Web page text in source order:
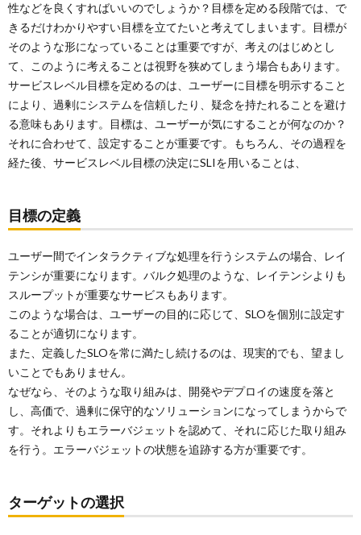
性などを良くすればいいのでしょうか？目標を定める段階では、で
きるだけわかりやすい目標を立てたいと考えてしまいます。目標が
そのような形になっていることは重要ですが、考えのはじめとし
て、このように考えることは視野を狭めてしまう場合もあります。
サービスレベル目標を定めるのは、ユーザーに目標を明示すること
により、過剰にシステムを信頼したり、疑念を持たれることを避け
る意味もあります。目標は、ユーザーが気にすることが何なのか？
それに合わせて、設定することが重要です。もちろん、その過程を
経た後、サービスレベル目標の決定にSLIを用いることは、
目標の定義
ユーザー間でインタラクティブな処理を行うシステムの場合、レイ
テンシが重要になります。バルク処理のような、レイテンシよりも
スループットが重要なサービスもあります。
このような場合は、ユーザーの目的に応じて、SLOを個別に設定す
ることが適切になります。
また、定義したSLOを常に満たし続けるのは、現実的でも、望まし
いことでもありません。
なぜなら、そのような取り組みは、開発やデプロイの速度を落と
し、高価で、過剰に保守的なソリューションになってしまうからで
す。それよりもエラーバジェットを認めて、それに応じた取り組み
を行う。エラーバジェットの状態を追跡する方が重要です。
ターゲットの選択